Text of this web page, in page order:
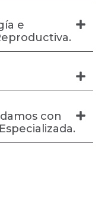
e
con